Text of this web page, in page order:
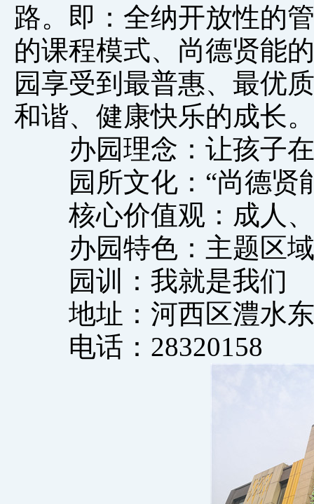
路。即：全纳开放性的
的课程模式、尚德贤能
园享受到最普惠、最优
和谐、健康快乐的成长。
办园理念：让孩子在
园所文化：“尚德贤
核心价值观：成人、
办园特色：主题区域
园训：我就是我们
地址：河西区澧水东
电话：28320158